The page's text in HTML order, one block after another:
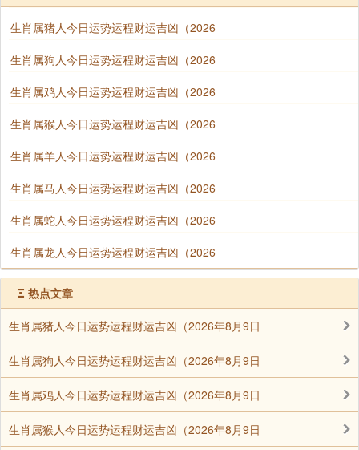
生肖属猪人今日运势运程财运吉凶（2026
生肖属狗人今日运势运程财运吉凶（2026
生肖属鸡人今日运势运程财运吉凶（2026
生肖属猴人今日运势运程财运吉凶（2026
生肖属羊人今日运势运程财运吉凶（2026
生肖属马人今日运势运程财运吉凶（2026
生肖属蛇人今日运势运程财运吉凶（2026
生肖属龙人今日运势运程财运吉凶（2026
Ξ 热点文章
生肖属猪人今日运势运程财运吉凶（2026年8月9日
生肖属狗人今日运势运程财运吉凶（2026年8月9日
生肖属鸡人今日运势运程财运吉凶（2026年8月9日
生肖属猴人今日运势运程财运吉凶（2026年8月9日